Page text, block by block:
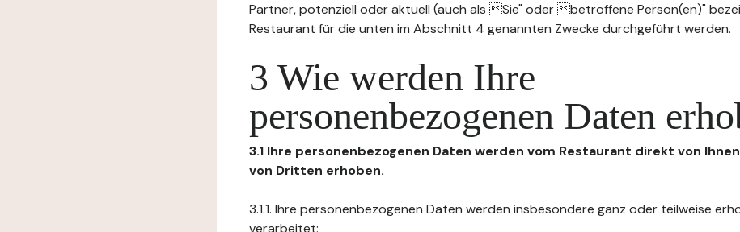
Partner, potenziell oder aktuell (auch als Sie" oder betroffene Person(en)"
Restaurant für die unten im Abschnitt 4 genannten Zwecke durchgeführt werden.
3 Wie werden Ihre
personenbezogenen Daten
3.1 Ihre personenbezogenen Daten werden vom Restaurant direkt von
von Dritten erhoben.
3.1.1. Ihre personenbezogenen Daten werden insbesondere ganz oder teilweise
verarbeitet: